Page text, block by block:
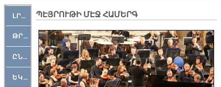
ԼՐԱՀՈՍ
ԹՐՔԱՀԱՅ ԿԵԱՆՔ
ԸՆԿԵՐԱՄՇԱԿՈՒԹԱՅԻՆ
ԵԿԵՂԵՑԱԿԱՆ
ՊԷՅՐՈՒԹԻ ՄԷՋ ՀԱՄԵՐԳ